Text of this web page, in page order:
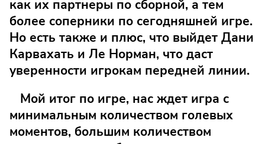
как их партнеры по сборной, а тем
более соперники по сегодняшней игре.
Но есть также и плюс, что выйдет Дани
Карвахать и Ле Норман, что даст
уверенности игрокам передней линии.
Мой итог по игре, нас ждет игра с
минимальным количеством голевых
моментов, большим количеством